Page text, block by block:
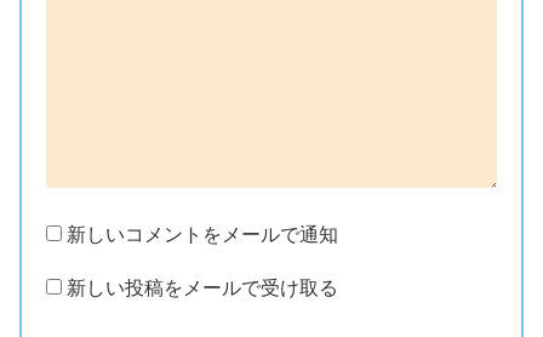
新しいコメントをメールで通知
新しい投稿をメールで受け取る